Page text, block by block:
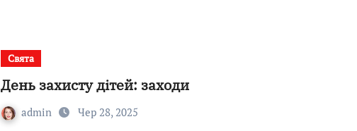
Свята
День захисту дітей: заходи
admin Чер 28, 2025